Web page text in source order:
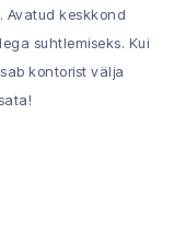
Avatud keskkond
suhtlemiseks. Kui
kontorist välja